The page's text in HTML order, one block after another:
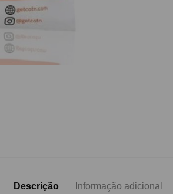
Descrição Informação adicional